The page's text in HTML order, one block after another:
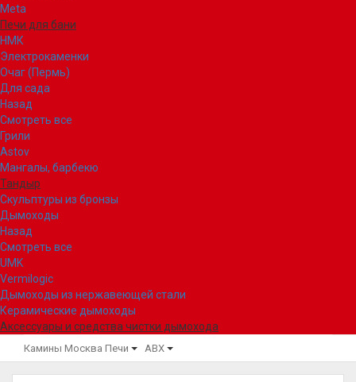
Meta
Печи для бани
НМК
Электрокаменки
Очаг (Пермь)
Для сада
Назад
Смотреть все
Грили
Astov
Мангалы, барбекю
Тандыр
Скульптуры из бронзы
Дымоходы
Назад
Смотреть все
UMK
Vermilogic
Дымоходы из нержавеющей стали
Керамические дымоходы
Аксессуары и средства чистки дымохода
Камины Москва Печи ABX